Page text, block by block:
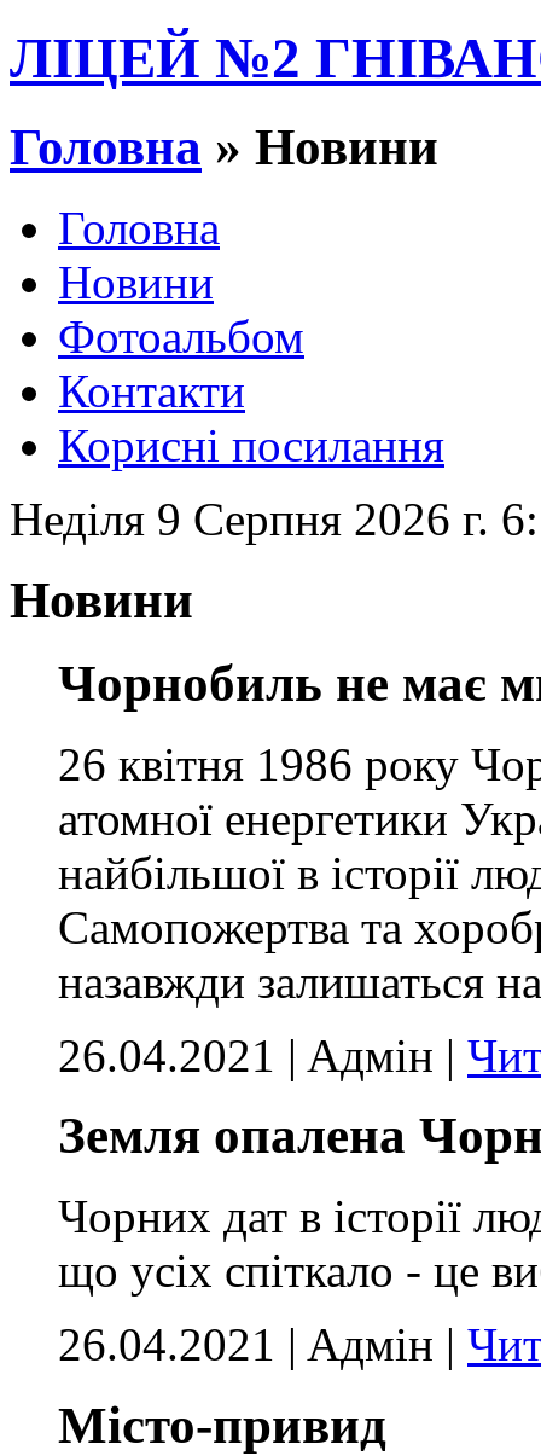
ЛІЦЕЙ №2
Головна » Новини
Головна
Новини
Фотоальбом
Контакти
Корисні посилання
Неділя 9 Серпня 2026 г.
Новини
Чорнобиль не має
26 квітня 1986 року
атомної енергетики
найбільшої в історії
Самопожертва та
назавжди залишаться
26.04.2021 | Aдмін |
Земля опалена
Чорних дат в історії
що усіх спіткало - це
26.04.2021 | Aдмін |
Місто-привид